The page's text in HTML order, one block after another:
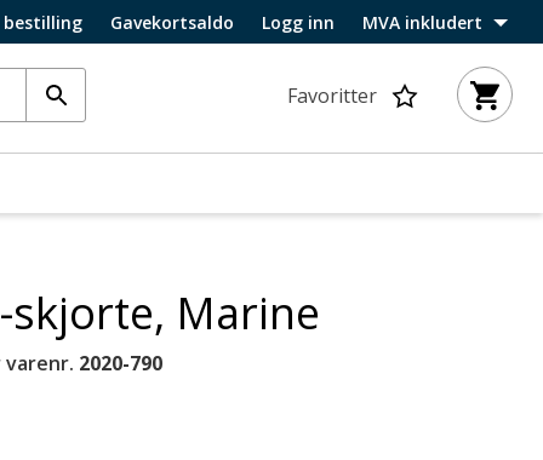
bestilling Gavekortsaldo Logg inn MVA inkludert
Favoritter
skjorte, Marine
varenr. 2020-790